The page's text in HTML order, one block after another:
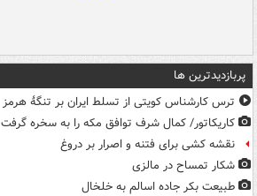
پربازدیدترین ها
ترس کارشناس کویتی از تسلط ایران بر تنگۀ هرمز
کاریکاتور/ کمال شرف توافق مکه را به سخره گرفت
نقشه کشی برای فتنه و اصرار بر دروغ
شکار تمساح در مالزی
طبیعت بکر جاده اسالم به خلخال